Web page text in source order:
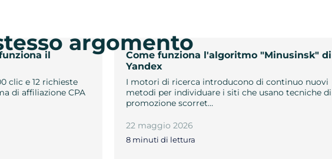
il
clic e 12 richieste
di affiliazione CPA
Come funziona l'algoritmo "Minusinsk" di
Yandex
I motori di ricerca introducono di continuo nuovi
metodi per individuare i siti che usano tecniche di
promozione scorret…
22 maggio 2026
8 minuti di lettura
argomento